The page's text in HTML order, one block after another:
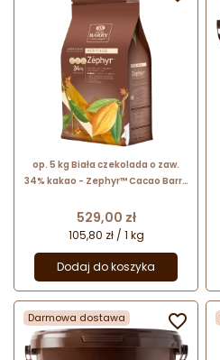
op. 5 kg Biała czekolada o zaw.
34% kakao - Zephyr™ Cacao Barry
Cena
529,00 zł
105,80 zł / 1 kg
Dodaj do koszyka
Darmowa dostawa 